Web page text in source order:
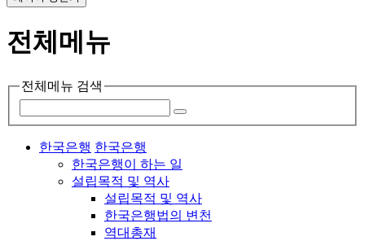
전체메뉴
전체메뉴 검색
한국은행 한국은행
한국은행이 하는 일
설립목적 및 역사
설립목적 및 역사
한국은행법의 변천
역대총재